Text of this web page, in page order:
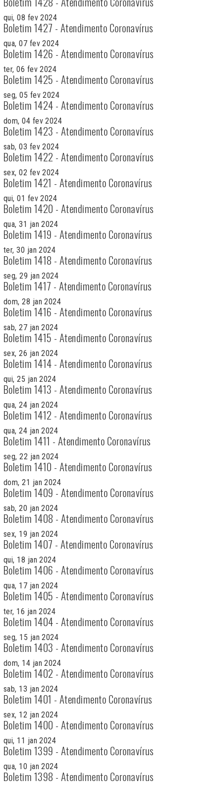
qui, 08 fev 2024
Boletim 1427 - Atendimento Coronavírus
qua, 07 fev 2024
Boletim 1426 - Atendimento Coronavírus
ter, 06 fev 2024
Boletim 1425 - Atendimento Coronavírus
seg, 05 fev 2024
Boletim 1424 - Atendimento Coronavírus
dom, 04 fev 2024
Boletim 1423 - Atendimento Coronavírus
sab, 03 fev 2024
Boletim 1422 - Atendimento Coronavírus
sex, 02 fev 2024
Boletim 1421 - Atendimento Coronavírus
qui, 01 fev 2024
Boletim 1420 - Atendimento Coronavírus
qua, 31 jan 2024
Boletim 1419 - Atendimento Coronavírus
ter, 30 jan 2024
Boletim 1418 - Atendimento Coronavírus
seg, 29 jan 2024
Boletim 1417 - Atendimento Coronavírus
dom, 28 jan 2024
Boletim 1416 - Atendimento Coronavírus
sab, 27 jan 2024
Boletim 1415 - Atendimento Coronavírus
sex, 26 jan 2024
Boletim 1414 - Atendimento Coronavírus
qui, 25 jan 2024
Boletim 1413 - Atendimento Coronavírus
qua, 24 jan 2024
Boletim 1412 - Atendimento Coronavírus
qua, 24 jan 2024
Boletim 1411 - Atendimento Coronavírus
seg, 22 jan 2024
Boletim 1410 - Atendimento Coronavírus
dom, 21 jan 2024
Boletim 1409 - Atendimento Coronavírus
sab, 20 jan 2024
Boletim 1408 - Atendimento Coronavírus
sex, 19 jan 2024
Boletim 1407 - Atendimento Coronavírus
qui, 18 jan 2024
Boletim 1406 - Atendimento Coronavírus
qua, 17 jan 2024
Boletim 1405 - Atendimento Coronavírus
ter, 16 jan 2024
Boletim 1404 - Atendimento Coronavírus
seg, 15 jan 2024
Boletim 1403 - Atendimento Coronavírus
dom, 14 jan 2024
Boletim 1402 - Atendimento Coronavírus
sab, 13 jan 2024
Boletim 1401 - Atendimento Coronavírus
sex, 12 jan 2024
Boletim 1400 - Atendimento Coronavírus
qui, 11 jan 2024
Boletim 1399 - Atendimento Coronavírus
qua, 10 jan 2024
Boletim 1398 - Atendimento Coronavírus